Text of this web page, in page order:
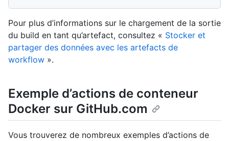
Pour plus d’informations sur le chargement de la sortie
du build en tant qu’artefact, consultez « Stocker et
partager des données avec les artefacts de
workflow ».
Exemple d’actions de conteneur
Docker sur GitHub.com
Vous trouverez de nombreux exemples d’actions de